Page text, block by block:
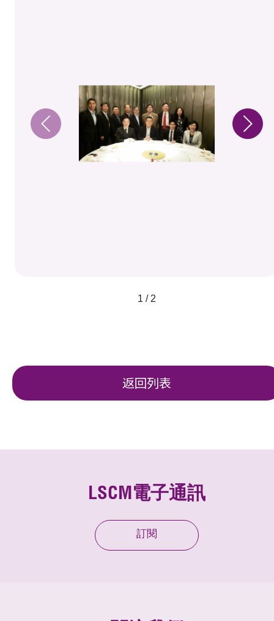
1 / 2
返回列表
LSCM電子通訊
訂閱